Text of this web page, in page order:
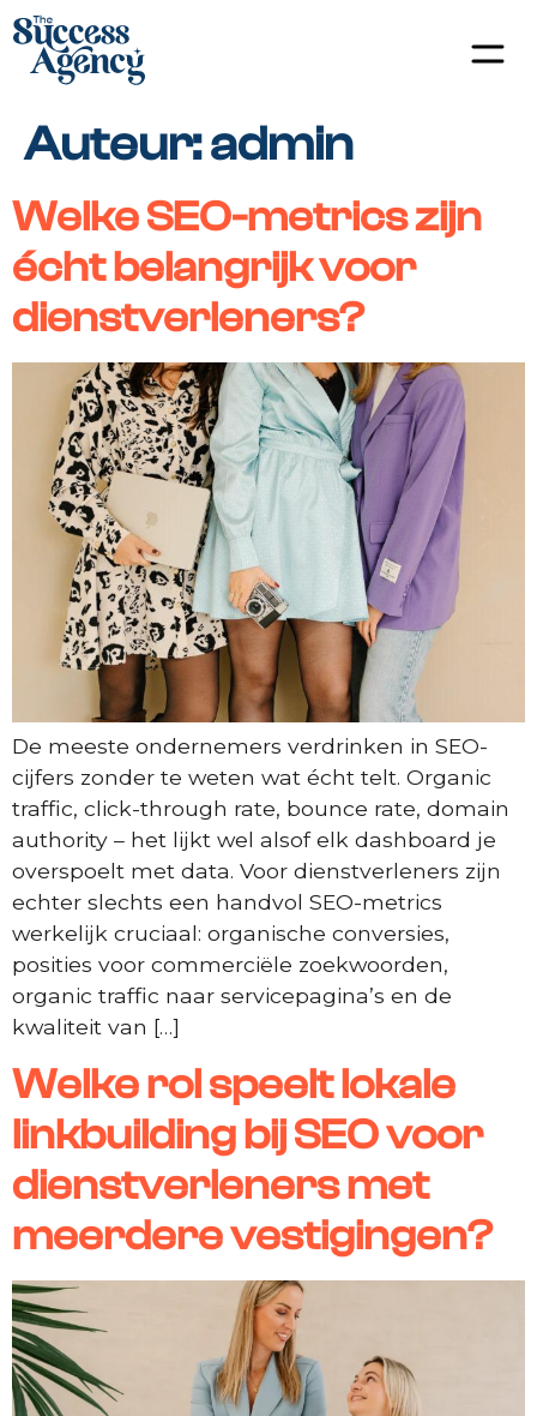
Auteur:admin
Welke SEO-metrics zijn
écht belangrijk voor
dienstverleners?
De meeste ondernemers verdrinken in SEO-
cijfers zonder te weten wat écht telt. Organic
traffic, click-through rate, bounce rate, domain
authority – het lijkt wel alsof elk dashboard je
overspoelt met data. Voor dienstverleners zijn
echter slechts een handvol SEO-metrics
werkelijk cruciaal: organische conversies,
posities voor commerciële zoekwoorden,
organic traffic naar servicepagina’s en de
kwaliteit van […]
Welke rol speelt lokale
linkbuilding bij SEO voor
dienstverleners met
meerdere vestigingen?